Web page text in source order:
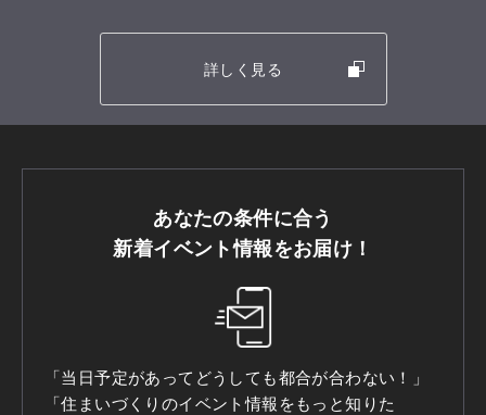
詳しく見る
あなたの条件に合う
新着イベント情報をお届け！
「当日予定があってどうしても都合が合わない！」
「住まいづくりのイベント情報をもっと知りた